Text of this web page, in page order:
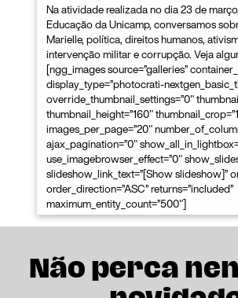
Na atividade realizada no dia 23 de
Educação da Unicamp, conversamos
Marielle, política, direitos humanos,
intervenção militar e corrupção. Veja
[ngg_images source=”galleries”
display_type=”photocrati-
override_thumbnail_settings=”0″
thumbnail_height=”160″
images_per_page=”20″
ajax_pagination=”0″
use_imagebrowser_effect=”0″
slideshow_link_text=”[Show slideshow]”
order_direction=”ASC” returns=”included”
maximum_entity_count=”500″]
Não perca